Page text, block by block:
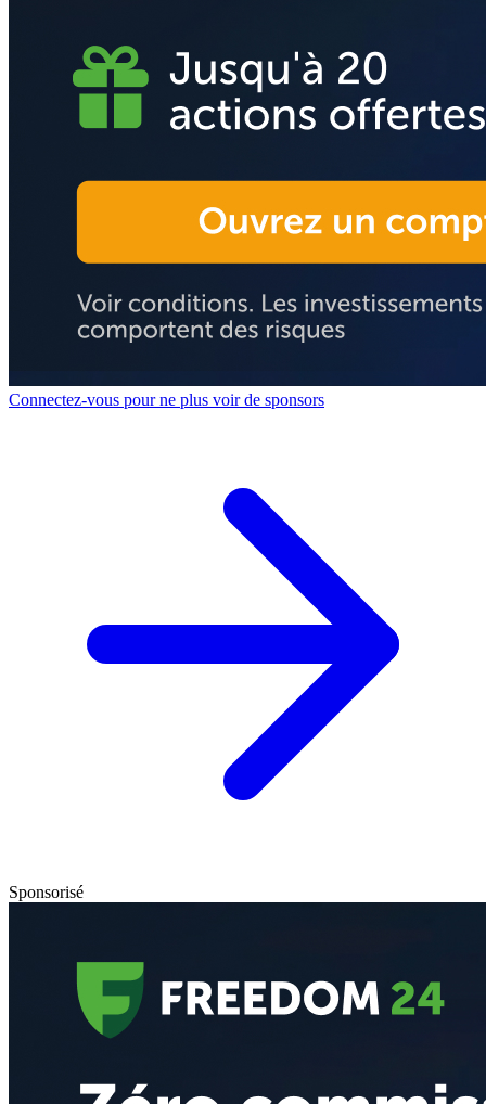
Connectez-vous pour ne plus voir de sponsors
Sponsorisé